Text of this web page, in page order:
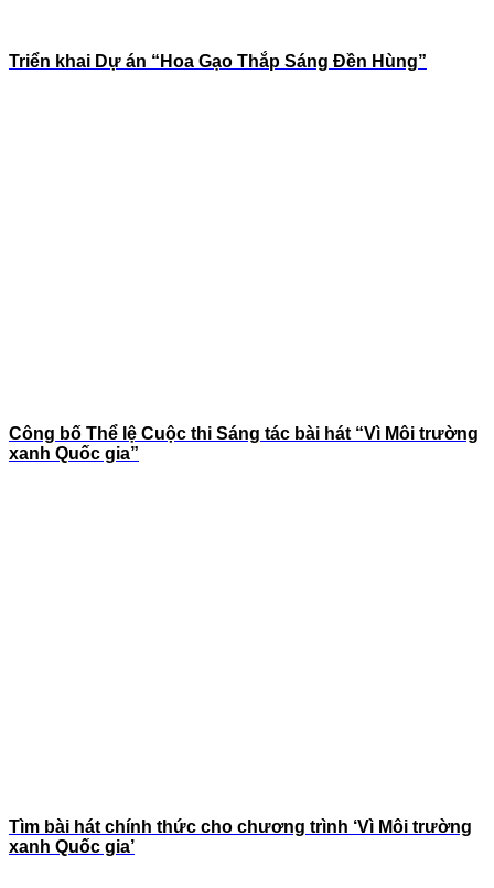
Triển khai Dự án “Hoa Gạo Thắp Sáng Đền Hùng”
Công bố Thể lệ Cuộc thi Sáng tác bài hát “Vì Môi trường
xanh Quốc gia”
Tìm bài hát chính thức cho chương trình ‘Vì Môi trường
xanh Quốc gia’